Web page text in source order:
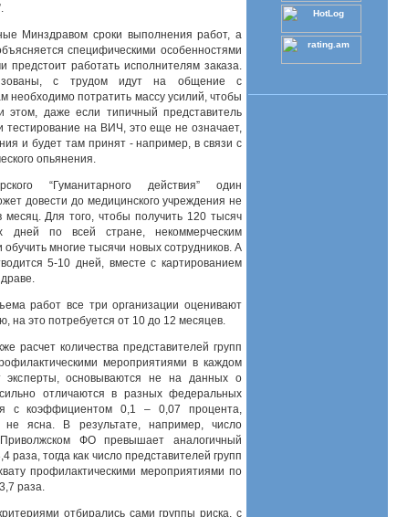
Минздравом сроки выполнения работ, а
специфическими особенностями
предстоит работать исполнителям заказа.
с трудом идут на общение с
необходимо потратить массу усилий, чтобы
этом, даже если типичный представитель
тестирование на ВИЧ, это еще не означает,
и будет там принят - например, в связи с
опьянения.
“Гуманитарного действия” один
довести до медицинского учреждения не
месяц. Для того, чтобы получить 120 тысяч
дней по всей стране, некоммерческим
многие тысячи новых сотрудников. А
5-10 дней, вместе с картированием
работ все три организации оценивают
на это потребуется от 10 до 12 месяцев.
расчет количества представителей групп
мероприятиями в каждом
эксперты, основываются не на данных о
отличаются в разных федеральных
с коэффициентом 0,1 – 0,07 процента,
не ясна. В результате, например, число
ФО превышает аналогичный
раза, тогда как число представителей групп
профилактическими мероприятиями по
раза.
отбирались сами группы риска, с